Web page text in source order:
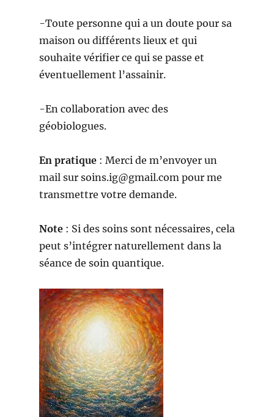
-Toute personne qui a un doute pour sa
maison ou différents lieux et qui
souhaite vérifier ce qui se passe et
éventuellement l’assainir.
-En collaboration avec des
géobiologues.
En pratique: Merci de m’envoyer un
mail sur soins.ig@gmail.com pour me
transmettre votre demande.
Note: Si des soins sont nécessaires, cela
peut s’intégrer naturellement dans la
séance de soin quantique.